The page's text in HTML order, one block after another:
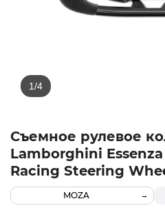
Съемное рулевое
Lamborghini Essenza
Racing Steering
MOZA